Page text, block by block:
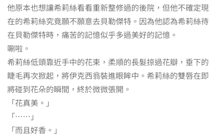
他原本也想讓希莉絲看看重新整修過的後院，但他不確定現
在的希莉絲究竟願不願意去貝勒傑特。因為他認為希莉絲待
在貝勒傑特時，痛苦的記憶似乎多過美好的記憶。
唰啦。
希莉絲低頭靠近手中的花束，柔順的長髮掠過花瓣，垂下的
睫毛再次掀起，將伊克西翁裝進眼眸中。希莉絲的雙唇在即
將碰到花朵的瞬間，終於微微張開。
「花真美。」
「……」
「而且好香。」